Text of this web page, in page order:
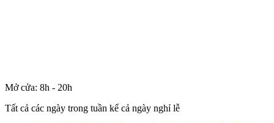
Mở cửa: 8h - 20h
Tất cả các ngày trong tuần kể cả ngày nghỉ lễ